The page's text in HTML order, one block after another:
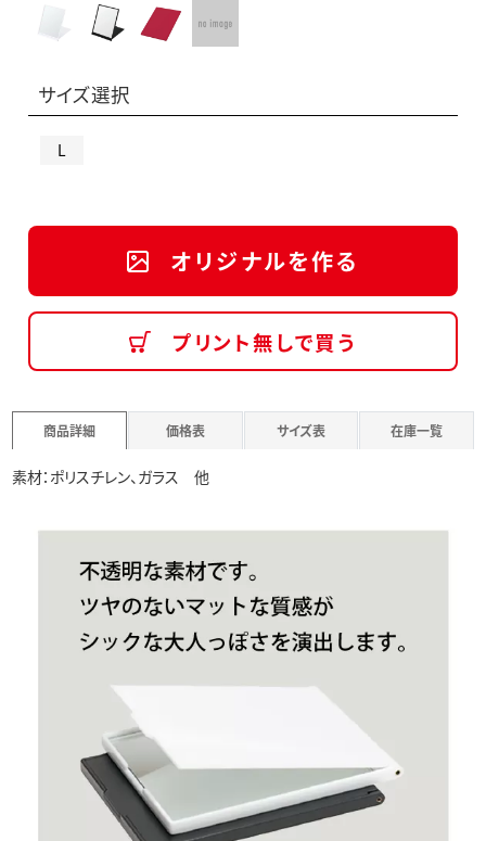
サイズ選択
L
オリジナルを作る
プリント無しで買う
商品詳細 価格表 サイズ表 在庫一覧
素材：ポリスチレン、ガラス 他